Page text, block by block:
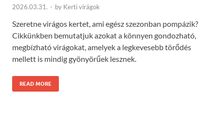
2026.03.31. - by Kerti virágok
Szeretne virágos kertet, ami egész szezonban pompázik?
Cikkünkben bemutatjuk azokat a könnyen gondozható,
megbízható virágokat, amelyek a legkevesebb törődés
mellett is mindig gyönyörűek lesznek.
READ MORE